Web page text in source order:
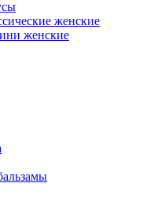
женские
женские